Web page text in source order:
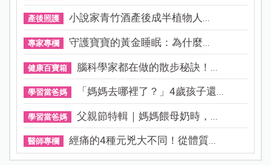
產後照護 小說家青竹酒產後成半植物人...
專家專欄 守護寶寶的黃金睡眠：為什麼...
健康百寶箱 腦科學家都在做的散步秘訣！...
學習當爸媽 「媽媽去哪裡了？」4歲孩子還...
學習當爸媽 父親節特輯｜媽媽餵母奶時，...
醫師專欄 經痛的4種元兇大不同！從體質...